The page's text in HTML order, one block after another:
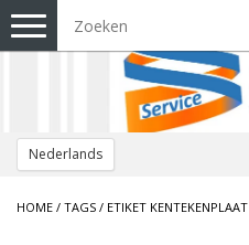
Nederlands
Toggle
navigation
HOME / TAGS / ETIKET KENTEKENPLAAT